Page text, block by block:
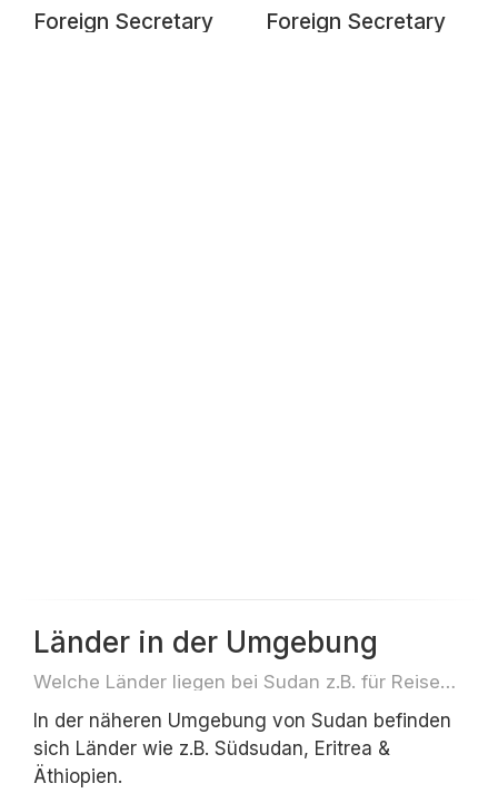
Foreign Secretary
Foreign Secretary
Länder in der Umgebung
Welche Länder liegen bei Sudan z.B. für Reisen oder Flüge
In der näheren Umgebung von Sudan befinden
sich Länder wie z.B. Südsudan, Eritrea &
Äthiopien.